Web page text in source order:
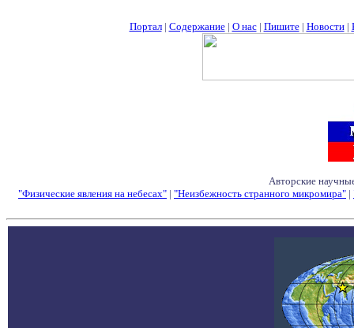
Портал| Содержание| О нас| Пишите| Новости|
Авторские
"Физические явления на небесах" | "Неизбежность странного микромира" |